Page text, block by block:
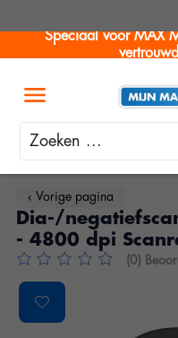
Speciaal voor MAX
Zoeken
‹ Vorige pagina
Dia-/
- 4800 dpi
De beoordeling van dit
(0)
Product image